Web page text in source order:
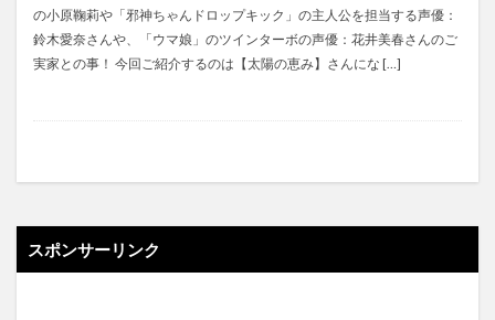
の小原鞠莉や「邪神ちゃんドロップキック」の主人公を担当する声優：
鈴木愛奈さんや、「ウマ娘」のツインターボの声優：花井美春さんのご
実家との事！ 今回ご紹介するのは【太陽の恵み】さんにな […]
スポンサーリンク